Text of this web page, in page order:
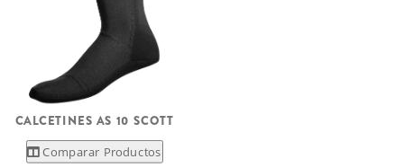
CALCETINES AS 10 SCOTT
Comparar Productos